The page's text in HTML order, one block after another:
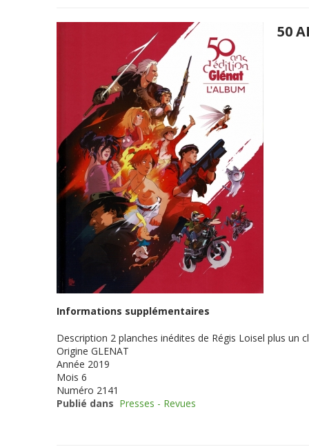
50
Informations supplémentaires
Description 2 planches inédites de Régis Loisel plus
Origine GLENAT
Année 2019
Mois 6
Numéro 2141
Publié dans Presses - Revues